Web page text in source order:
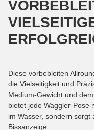
Diese vorbebleiten
die Vielseitigkeit und
Medium-Gewicht und
bietet jede Waggler-Pose
im Wasser, sondern
Bissanzeige.